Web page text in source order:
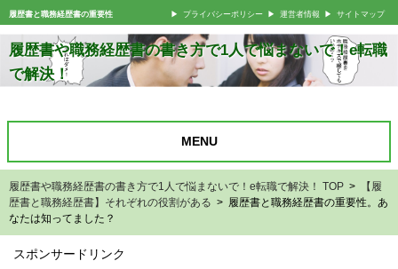
履歴書と職務経歴書の重要性 プライバシーポリシー 運営者情報 サイトマップ
履歴書や職務経歴書の書き方で1人で悩まないで！e転職
で解決！
MENU
履歴書や職務経歴書の書き方で1人で悩まないで！e転職で解決！ TOP >
【履
歴書と職務経歴書】それぞれの役割がある > 履歴書と職務経歴書の重要性。あ
なたは知ってました？
スポンサードリンク